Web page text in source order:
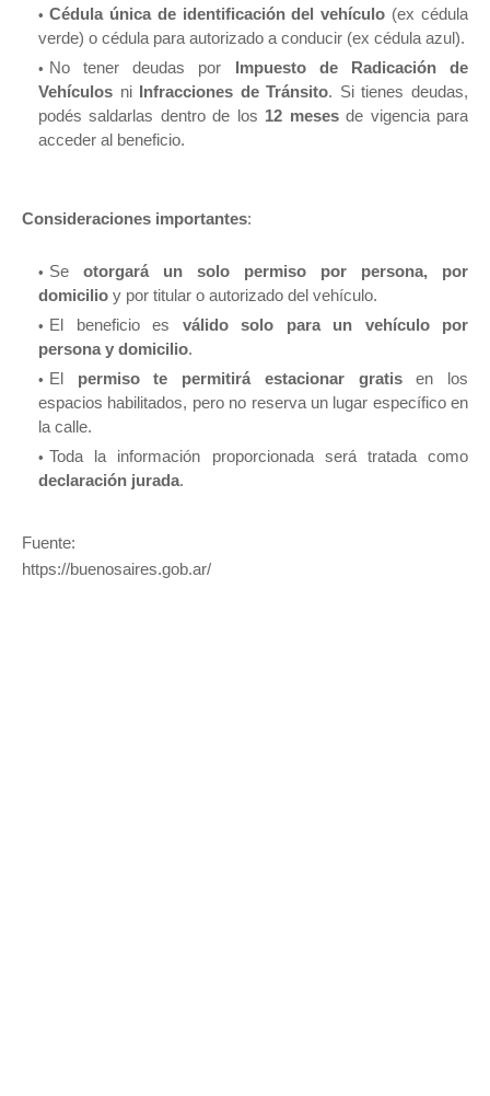
Cédula única de identificación del vehículo (ex cédula
verde) o cédula para autorizado a conducir (ex cédula azul).
No tener deudas por Impuesto de Radicación de
Vehículos ni Infracciones de Tránsito. Si tienes deudas,
podés saldarlas dentro de los 12 mesesde vigencia para
acceder al beneficio.
Consideraciones importantes:
Se otorgará un solo permiso por persona, por
domicilio y por titular o autorizado del vehículo.
El beneficio es válido solo para un vehículo por
persona y domicilio.
El permiso te permitirá estacionar gratisen los
espacios habilitados, pero no reserva un lugar específico en
la calle.
Toda la información proporcionada será tratada como
declaración jurada.
Fuente:
https://buenosaires.gob.ar/